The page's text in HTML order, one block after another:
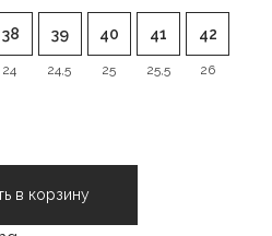
24 24,5 25 25,5 26
39 40 41 42
38
в корзину